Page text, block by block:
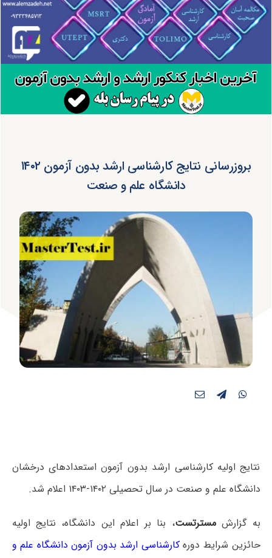
بروزرسانی نتایج کارشناسی ارشد بدون آزمون ۱۴۰۲
دانشگاه علم و صنعت
نتایج اولیه کارشناسی ارشد بدون آزمون استعدادهای درخشان
دانشگاه علم و صنعت در سال تحصیلی ۱۴۰۲-۱۴۰۳ اعلام شد.
به گزارشمسترتست، بنا بر اعلام این دانشگاه، نتایج اولیه
حائزین شرایط دورهکارشناسی ارشد بدون آزمون دانشگاه علم و